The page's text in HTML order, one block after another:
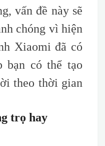
vấn đề này sẽ
chóng vì hiện
Xiaomi đã có
bạn có thể tạo
theo thời gian
trọ hay